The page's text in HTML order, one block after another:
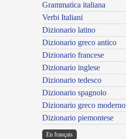
Grammatica italiana
Verbi Italiani
Dizionario latino
Dizionario greco antico
Dizionario francese
Dizionario inglese
Dizionario tedesco
Dizionario spagnolo
Dizionario greco moderno
Dizionario piemontese
En français